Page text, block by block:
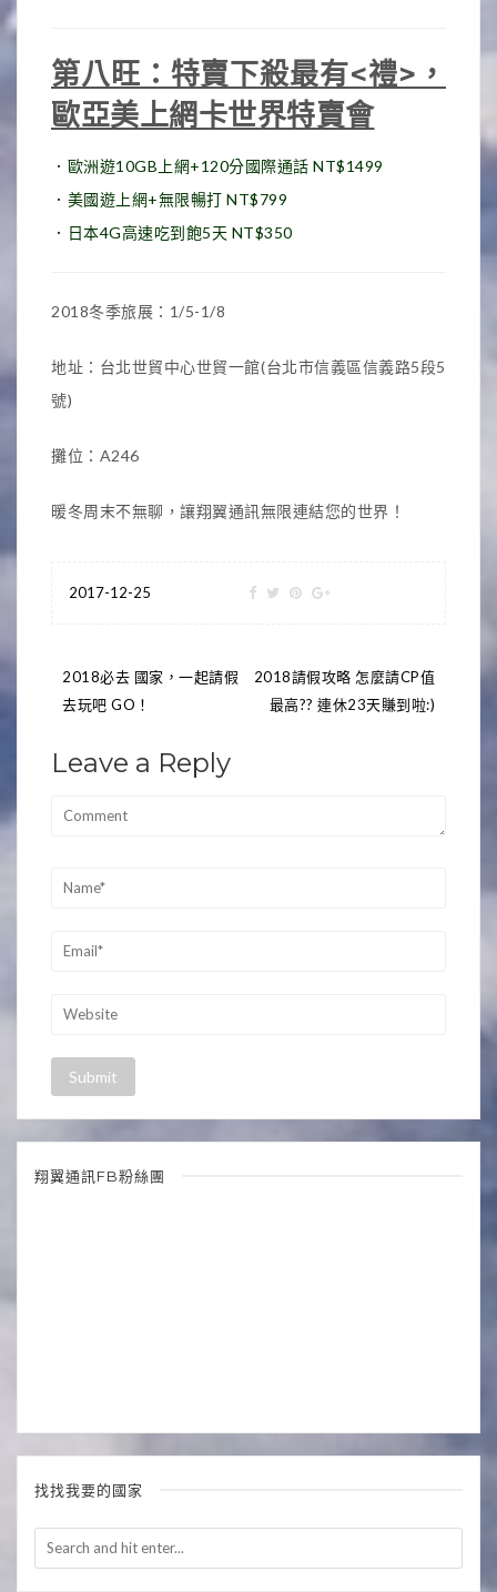
第八旺：特賣下殺最有<禮>，
歐亞美上網卡世界特賣會
．歐洲遊10GB上網+120分國際通話 NT$1499
．美國遊上網+無限暢打 NT$799
．日本4G高速吃到飽5天 NT$350
2018冬季旅展：1/5-1/8
地址：台北世貿中心世貿一館(台北市信義區信義路5段5
號)
攤位：A246
暖冬周末不無聊，讓翔翼通訊無限連結您的世界！
2017-12-25
文
章
導
2018必去 國家，一起請假
去玩吧 GO！
2018請假攻略 怎麼請CP值
最高?? 連休23天賺到啦:)
Leave a Reply
翔翼通訊FB粉絲團
找找我要的國家